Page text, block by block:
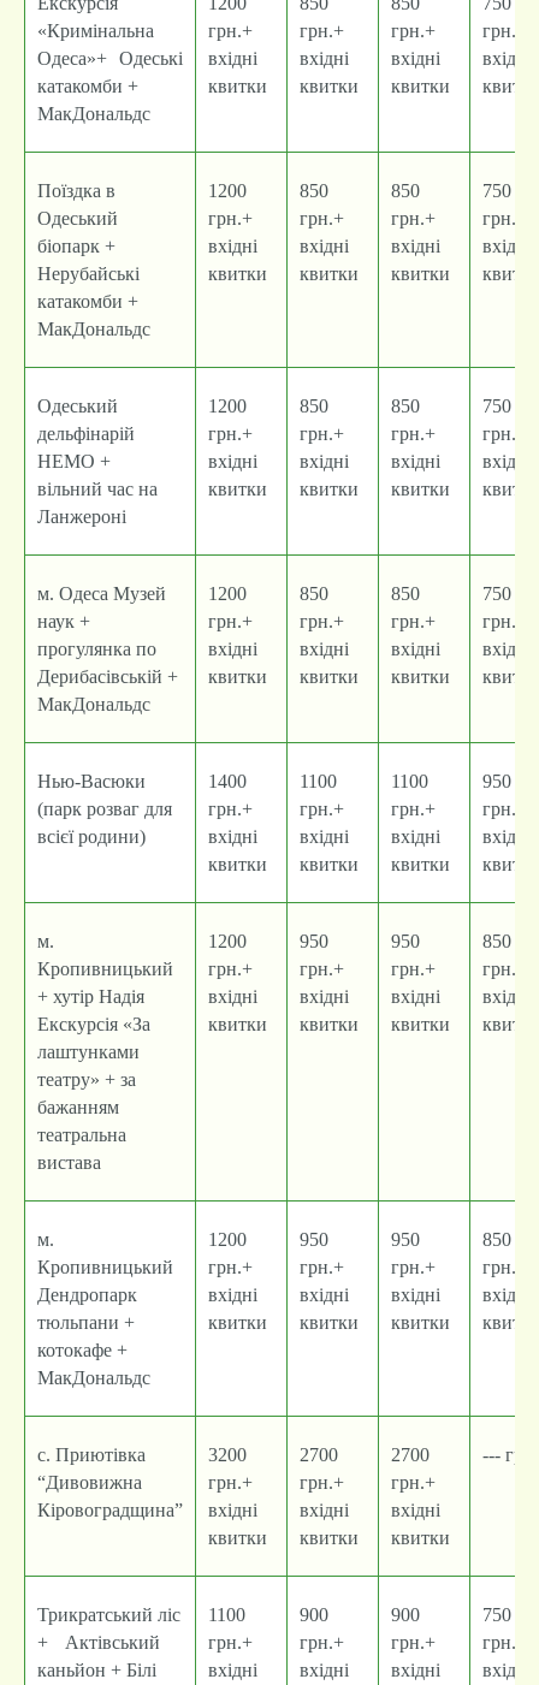
«Кримінальна
Одеса»+ Одеські
катакомби +
МакДональдс
грн.+
вхідні
квитки
грн.+
вхідні
квитки
грн.+
вхідні
квитки
грн.+
вхідні
Поїздка в
Одеський
біопарк +
Нерубайські
катакомби +
МакДональдс
1200
грн.+
вхідні
квитки
850
грн.+
вхідні
квитки
850
грн.+
вхідні
квитки
750
грн.+
вхідні
Одеський
дельфінарій
НЕМО +
вільний час на
Ланжероні
1200
грн.+
вхідні
квитки
850
грн.+
вхідні
квитки
850
грн.+
вхідні
квитки
750
грн.+
вхідні
м. Одеса Музей
наук +
прогулянка по
Дерибасівській +
МакДональдс
1200
грн.+
вхідні
квитки
850
грн.+
вхідні
квитки
850
грн.+
вхідні
квитки
750
грн.+
вхідні
Нью-Васюки
(парк розваг для
всієї родини)
1400
грн.+
вхідні
квитки
1100
грн.+
вхідні
квитки
1100
грн.+
вхідні
квитки
950
грн.+
вхідні
м.
Кропивницький
+ хутір Надія
Екскурсія «За
лаштунками
театру» + за
бажанням
театральна
вистава
1200
грн.+
вхідні
квитки
950
грн.+
вхідні
квитки
950
грн.+
вхідні
квитки
850
грн.+
вхідні
м.
Кропивницький
Дендропарк
тюльпани +
котокафе +
МакДональдс
1200
грн.+
вхідні
квитки
950
грн.+
вхідні
квитки
950
грн.+
вхідні
квитки
850
грн.+
вхідні
с. Приютівка
“Дивовижна
Кіровоградщина”
3200
грн.+
вхідні
квитки
2700
грн.+
вхідні
квитки
2700
грн.+
вхідні
квитки
--- грн.
Трикратський ліс
+ Актівський
каньйон + Білі
1100
грн.+
вхідні
900
грн.+
вхідні
900
грн.+
вхідні
750
грн.+
вхідні